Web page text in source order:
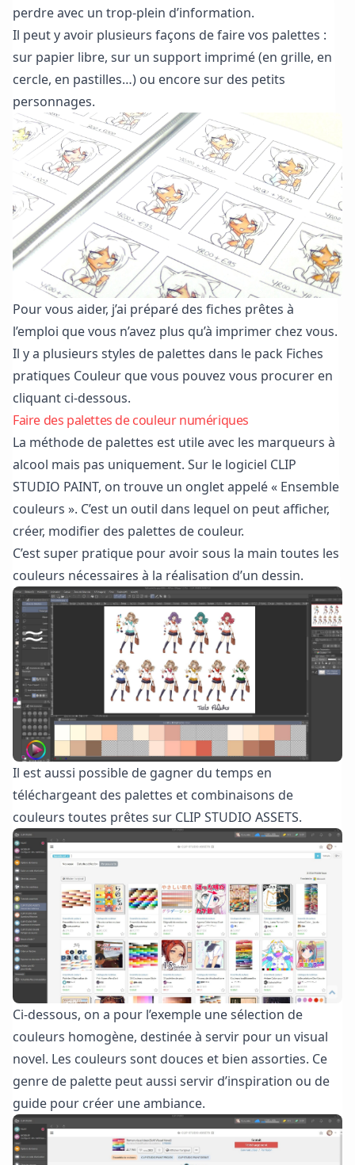
perdre avec un trop-plein d’information.
Il peut y avoir plusieurs façons de faire vos palettes :
sur papier libre, sur un support imprimé (en grille, en
cercle, en pastilles…) ou encore sur des petits
personnages.
Pour vous aider, j’ai préparé des fiches prêtes à
l’emploi que vous n’avez plus qu’à imprimer chez vous.
Il y a plusieurs styles de palettes dans le pack Fiches
pratiques Couleur que vous pouvez vous procurer en
cliquant ci-dessous.
Faire des palettes de couleur numériques
La méthode de palettes est utile avec les marqueurs à
alcool mais pas uniquement. Sur le logiciel CLIP
STUDIO PAINT, on trouve un onglet appelé « Ensemble
couleurs ». C’est un outil dans lequel on peut afficher,
créer, modifier des palettes de couleur.
C’est super pratique pour avoir sous la main toutes les
couleurs nécessaires à la réalisation d’un dessin.
Il est aussi possible de gagner du temps en
téléchargeant des palettes et combinaisons de
couleurs toutes prêtes sur CLIP STUDIO ASSETS.
Ci-dessous, on a pour l’exemple une sélection de
couleurs homogène, destinée à servir pour un visual
novel. Les couleurs sont douces et bien assorties. Ce
genre de palette peut aussi servir d’inspiration ou de
guide pour créer une ambiance.